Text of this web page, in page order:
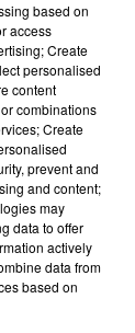
objectif sera
qu'il procure
virus.
cette
lutte contre
à l'apparition
menaces
based on
access
Create
personalised
content
combinations
Create
prevent and
and content;
may
data to offer
actively
data from
based on